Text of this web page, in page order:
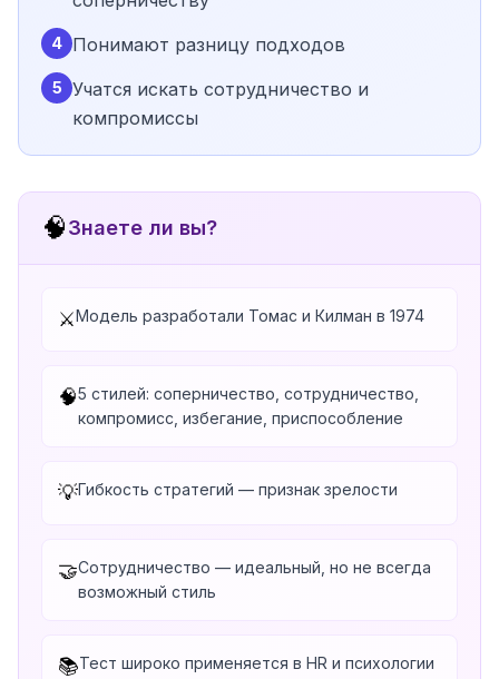
4 Понимают разницу подходов
5 Учатся искать сотрудничество и
компромиссы
🧠Знаете ли вы?
⚔️Модель разработали Томас и Килман в 1974
🧠5 стилей: соперничество, сотрудничество,
компромисс, избегание, приспособление
💡Гибкость стратегий — признак зрелости
🤝Сотрудничество — идеальный, но не всегда
возможный стиль
📚Тест широко применяется в HR и психологии